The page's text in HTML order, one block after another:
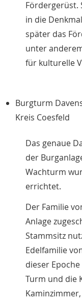
Fördergerüst.
in die
später das
unter
für kulturelle
Burgturm
Kreis Coesfeld
Das genaue
der
Wachturm
errichtet.
Der Familie
Anlage
Stammsitz
Edelfamilie
dieser
Turm und die